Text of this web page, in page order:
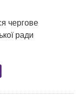
чергове
ради